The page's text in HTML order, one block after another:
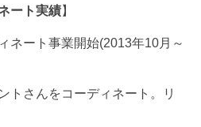
ート実績】
ネート事業開始(2013年10月～
トさんをコーディネート。リ